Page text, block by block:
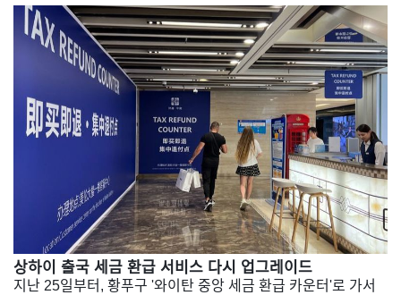
상하이 출국 세금 환급 서비스 다시 업그레이드
지난 25일부터, 황푸구 '와이탄 중앙 세금 환급 카운터'로 가서